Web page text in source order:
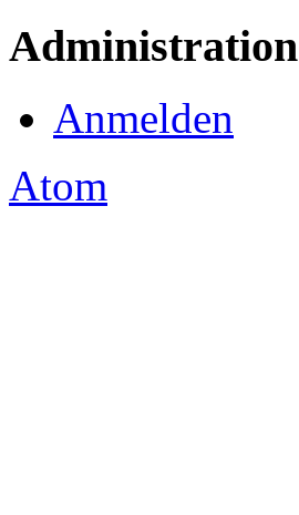
Administration
Anmelden
Atom